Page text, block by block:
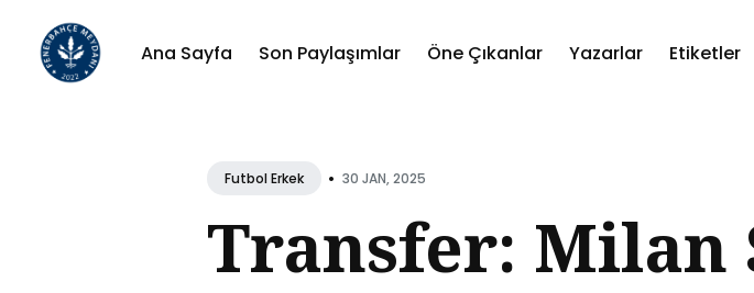
Ana Sayfa Son Paylaşımlar Öne Çıkanlar Yazarlar Etiketler
Futbol Erkek • 30 JAN, 2025
Transfer: